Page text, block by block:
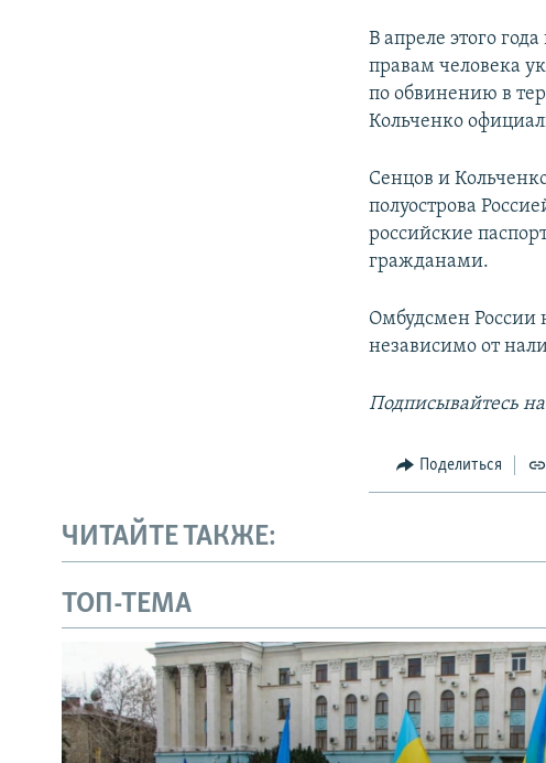
В апреле этого
правам человека
по обвинению в
Кольченко
Сенцов и
полуострова
российские
гражданами.
Омбудсмен России
независимо от
Подписывайтесь
Поделиться
ЧИТАЙТЕ ТАКЖЕ:
ТОП-ТЕМА